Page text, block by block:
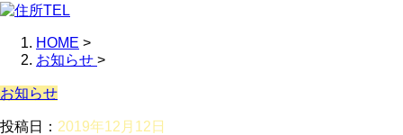
HOME >
お知らせ >
お知らせ
投稿日： 2019年12月12日